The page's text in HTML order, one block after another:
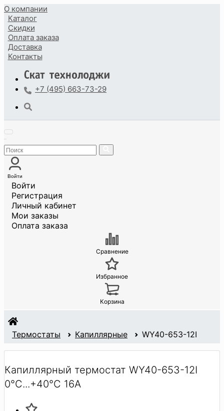
О компании
Каталог
Скидки
Оплата заказа
Доставка
Контакты
+7 (495) 663-73-29
Войти
Войти
Регистрация
Личный кабинет
Мои заказы
Оплата заказа
Сравнение
Избранное
Корзина
Термостаты Капиллярные WY40-653-12I
Капиллярный термостат WY40-653-12I
0°C...+40°C 16A